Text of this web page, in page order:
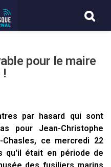
pour le maire
par hasard qui sont
pour Jean-Christophe
ce mercredi 22
qu'il était en période de